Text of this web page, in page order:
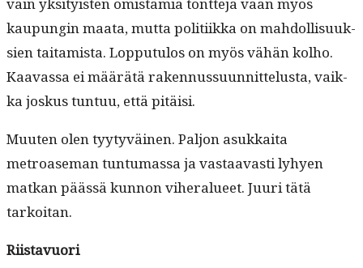
kaupun­gin maa­ta, mut­ta poli­ti­ik­ka on mah­dol­lisuuk­
sien taita­mista. Lop­putu­los on myös vähän kol­ho.
Kaavas­sa ei määrätä raken­nus­su­un­nit­telus­ta, vaik­
ka joskus tun­tuu, että pitäisi.
Muuten olen tyy­tyväi­nen. Paljon asukkai­ta
metroase­man tun­tu­mas­sa ja vas­taavasti lyhyen
matkan päässä kun­non viher­alueet. Juuri tätä
tarkoitan.
Riis­tavuori